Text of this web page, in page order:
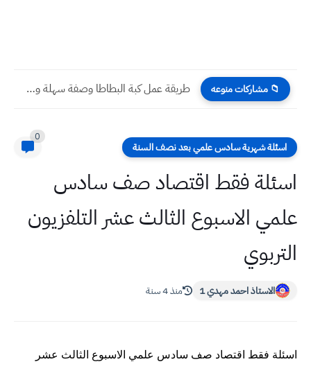
📁 مشاركات منوعه طريقة عمل كبة البطاطا وصفة سهلة وسريعة بالطريقة العراقية
اسئلة شهرية سادس علمي بعد نصف السنة
0
اسئلة فقط اقتصاد صف سادس
علمي الاسبوع الثالث عشر التلفزيون
التربوي
الاستاذ احمد مهدي 1 منذ 4 سنة
اسئلة فقط اقتصاد صف سادس علمي الاسبوع الثالث عشر